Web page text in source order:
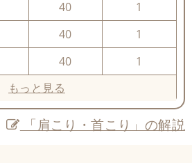
40
1
40
1
40
1
もっと見る
「肩こり・首こり」の解説